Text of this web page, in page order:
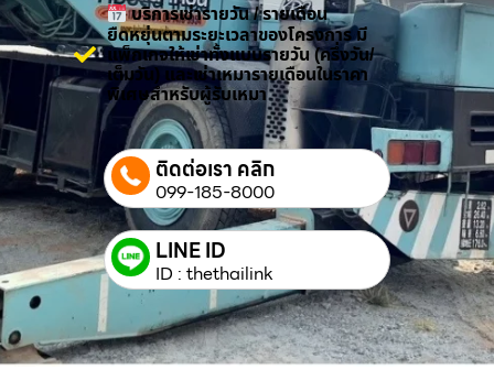
บริการเช่ารายวัน / รายเดือน
ยืดหยุ่นตามระยะเวลาของโครงการ มี
แพ็กเกจให้เช่าทั้งแบบรายวัน (ครึ่งวัน/
เต็มวัน) และเช่าเหมารายเดือนในราคา
พิเศษสำหรับผู้รับเหมา
ติดต่อเรา คลิก
099-185-8000
LINE ID
ID : thethailink